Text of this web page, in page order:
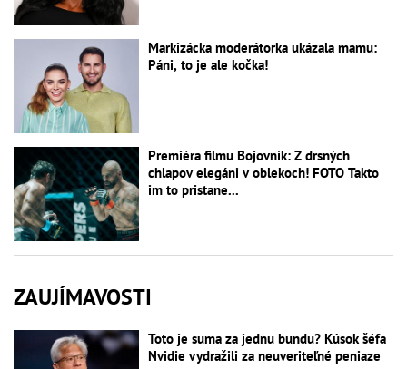
Markizácka moderátorka ukázala mamu:
Páni, to je ale kočka!
Premiéra filmu Bojovník: Z drsných
chlapov elegáni v oblekoch! FOTO Takto
im to pristane...
ZAUJÍMAVOSTI
Toto je suma za jednu bundu? Kúsok šéfa
Nvidie vydražili za neuveriteľné peniaze